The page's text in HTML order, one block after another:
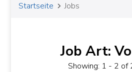
Startseite Jobs
Job Art:
Showing: 1 - 2 of